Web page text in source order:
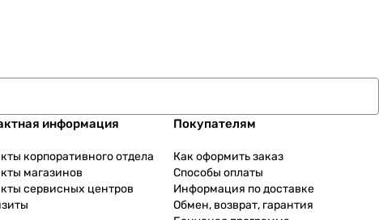
информация
корпоративного отдела
магазинов
сервисных центров
Покупателям
Как оформить заказ
Способы оплаты
Информация по доставке
Обмен, возврат, гарантия